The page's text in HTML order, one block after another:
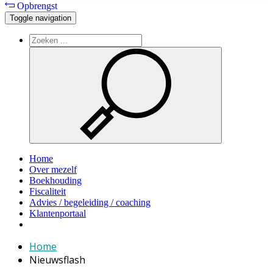
Opbrengst
Toggle navigation
Home
Over mezelf
Boekhouding
Fiscaliteit
Advies / begeleiding / coaching
Klantenportaal
Home
Nieuwsflash